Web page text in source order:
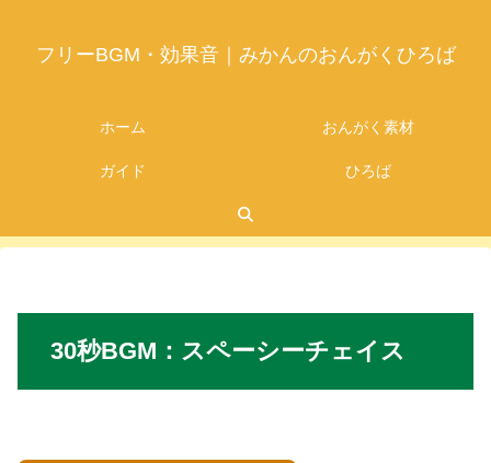
フリーBGM・効果音｜みかんのおんがくひろば
ホーム おんがく素材
ガイド ひろば
30秒BGM ：スペーシーチェイス